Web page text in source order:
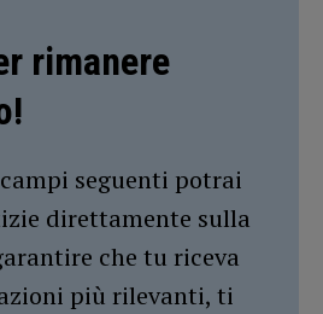
rimanere
seguenti potrai
direttamente sulla
che tu riceva
più rilevanti, ti